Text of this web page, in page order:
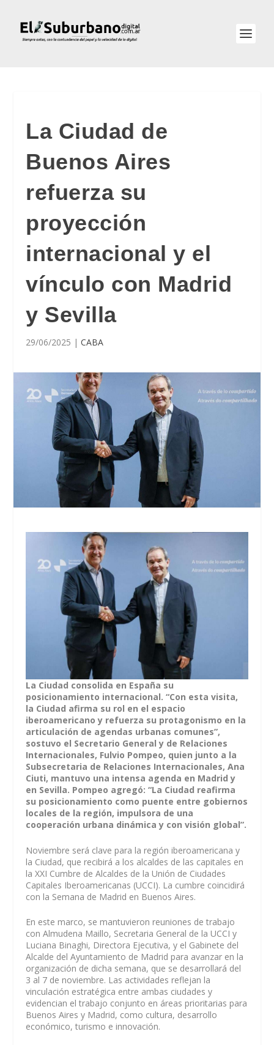
La Ciudad de
Buenos Aires
refuerza su
proyección
internacional y el
vínculo con Madrid
y Sevilla
29/06/2025 |CABA
La Ciudad consolida en España su
posicionamiento internacional. “Con esta visita,
la Ciudad afirma su rol en el espacio
iberoamericano y refuerza su protagonismo en la
articulación de agendas urbanas comunes”,
sostuvo el Secretario General y de Relaciones
Internacionales, Fulvio Pompeo, quien junto a la
Subsecretaria de Relaciones Internacionales, Ana
Ciuti, mantuvo una intensa agenda en Madrid y
en Sevilla. Pompeo agregó: “La Ciudad reafirma
su posicionamiento como puente entre gobiernos
locales de la región, impulsora de una
cooperación urbana dinámica y con visión global”.
Noviembre será clave para la región iberoamericana y
la Ciudad, que recibirá a los alcaldes de las capitales en
la XXI Cumbre de Alcaldes de la Unión de Ciudades
Capitales Iberoamericanas (UCCI). La cumbre coincidirá
con la Semana de Madrid en Buenos Aires.
En este marco, se mantuvieron reuniones de trabajo
con Almudena Maillo, Secretaria General de la UCCI y
Luciana Binaghi, Directora Ejecutiva, y el Gabinete del
Alcalde del Ayuntamiento de Madrid para avanzar en la
organización de dicha semana, que se desarrollará del
3 al 7 de noviembre. Las actividades reflejan la
vinculación estratégica entre ambas ciudades y
evidencian el trabajo conjunto en áreas prioritarias para
Buenos Aires y Madrid, como cultura, desarrollo
económico, turismo e innovación.